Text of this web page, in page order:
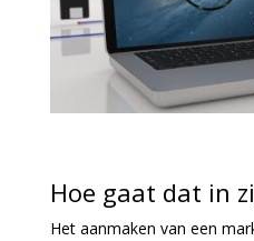
Hoe gaat dat in
Het aanmaken van een